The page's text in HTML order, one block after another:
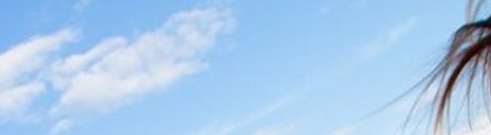
搜尋景點
好康優惠